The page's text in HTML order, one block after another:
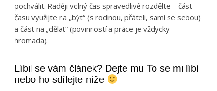
pochválit. Raději volný čas spravedlivě rozdělte – část
času využijte na „být“ (s rodinou, přáteli, sami se sebou)
a část na „dělat“ (povinností a práce je vždycky
hromada).
Líbil se vám článek? Dejte mu To se mi líbí
nebo ho sdílejte níže